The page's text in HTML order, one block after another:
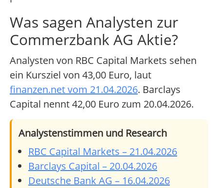
Was sagen Analysten zur
Commerzbank AG Aktie?
Analysten von RBC Capital Markets sehen
ein Kursziel von 43,00 Euro, laut
finanzen.net vom 21.04.2026. Barclays
Capital nennt 42,00 Euro zum 20.04.2026.
Analystenstimmen und Research
RBC Capital Markets – 21.04.2026
Barclays Capital – 20.04.2026
Deutsche Bank AG – 16.04.2026